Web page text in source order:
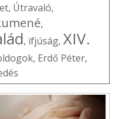
, Útravaló,
,
, ifjúság, XIV.
, Erdő Péter,